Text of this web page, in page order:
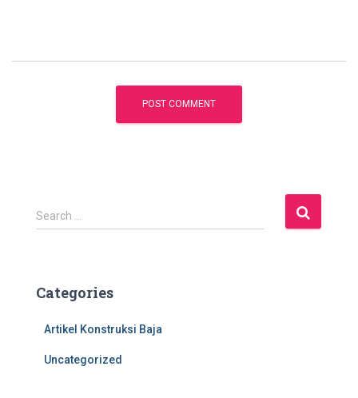
S
e
h
Search …
Categories
Artikel Konstruksi Baja
Uncategorized